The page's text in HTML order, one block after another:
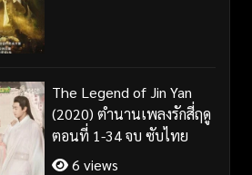
The Legend of Jin Yan
(2020) ตำนานเพลงรักสี่ฤดู
ตอนที่ 1-34 จบ ซับไทย
6 views